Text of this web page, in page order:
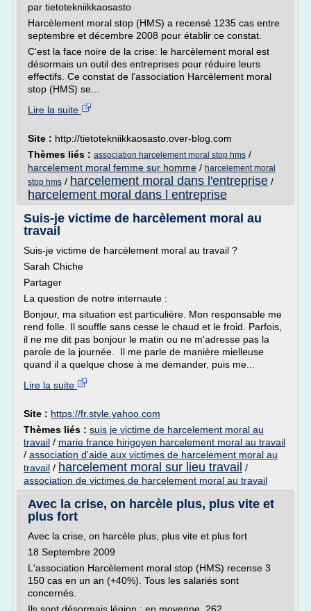
par tietotekniikkaosasto
Harcèlement moral stop (HMS) a recensé 1235 cas entre
septembre et décembre 2008 pour établir ce constat.
C'est la face noire de la crise: le harcèlement moral est
désormais un outil des entreprises pour réduire leurs
effectifs. Ce constat de l'association Harcèlement moral
stop (HMS) se...
Lire la suite
Site : http://tietotekniikkaosasto.over-blog.com
Thèmes liés : association harcelement moral stop hms /
harcelement moral femme sur homme / harcelement moral
stop hms / harcelement moral dans l'entreprise /
harcelement moral dans l entreprise
Suis-je victime de harcèlement moral au
travail
Suis-je victime de harcèlement moral au travail ?
Sarah Chiche
Partager
La question de notre internaute :
Bonjour, ma situation est particulière. Mon responsable me
rend folle. Il souffle sans cesse le chaud et le froid. Parfois,
il ne me dit pas bonjour le matin ou ne m'adresse pas la
parole de la journée. Il me parle de manière mielleuse
quand il a quelque chose à me demander, puis me...
Lire la suite
Site : https://fr.style.yahoo.com
Thèmes liés : suis je victime de harcelement moral au
travail / marie france hirigoyen harcelement moral au travail
/ association d'aide aux victimes de harcelement moral au
travail / harcelement moral sur lieu travail /
association de victimes de harcelement moral au travail
Avec la crise, on harcèle plus, plus vite et
plus fort
Avec la crise, on harcèle plus, plus vite et plus fort
18 Septembre 2009
L'association Harcèlement moral stop (HMS) recense 3
150 cas en un an (+40%). Tous les salariés sont
concernés.